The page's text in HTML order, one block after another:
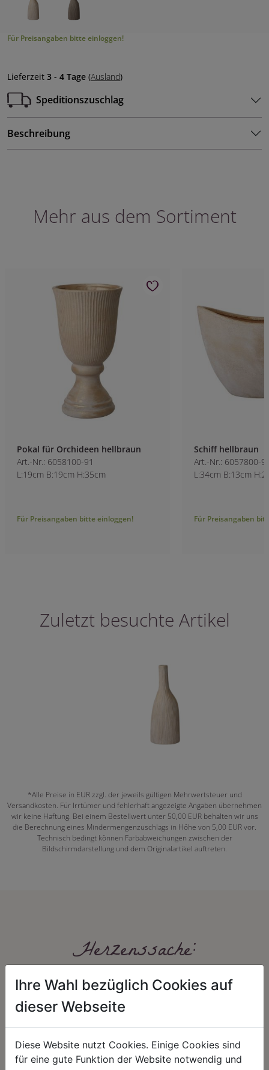
Für Preisangaben bitte einloggen!
Lieferzeit 3 - 4 Tage (Ausland)
Speditionszuschlag
Beschreibung
Mehr aus dem Sortiment
Pokal für Orchideen hellbraun
Art.-Nr.: 6058100-91
L:19cm B:19cm H:35cm
Für Preisangaben bitte einloggen!
Schiff hellbraun
Art.-Nr.: 6057800-
L:34cm B:13cm
Für Preisangaben
Zuletzt besuchte Artikel
*Alle Preise in EUR zzgl. der jeweils gültigen Mehrwertsteuer und
Versandkosten. Für Irrtümer und fehlerhaft angezeigte Angaben übernehmen
wir keine Haftung. Bei einem Bestellwert unter 50,00 EUR behalten wir uns
die Berechnung eines Mindermengenzuschlags in Höhe von 5,00 EUR vor.
Technisch bedingt können Farbabweichungen zwischen der
Bildschirmdarstellung und dem Originalartikel auftreten.
Herzenssache:
HARMONIE FAIRNESS
Ihre Wahl bezüglich Cookies auf
dieser Webseite
Diese Website nutzt Cookies. Einige Cookies sind
für eine gute Funktion der Website notwendig und